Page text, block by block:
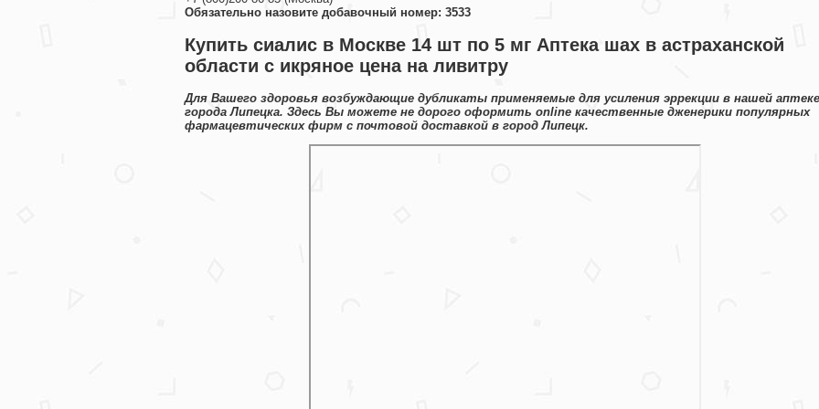
Обязательно назовите добавочный номер: 3533
Купить сиалис в Москве 14 шт по 5 мг Аптека шах в астраханской
области с икряное цена на ливитру
Для Вашего здоровья возбуждающие дубликаты применяемые для усиления эррекции в нашей аптеке
города Липецка. Здесь Вы можете не дорого оформить online качественные дженерики популярных
фармацевтических фирм с почтовой доставкой в город Липецк.